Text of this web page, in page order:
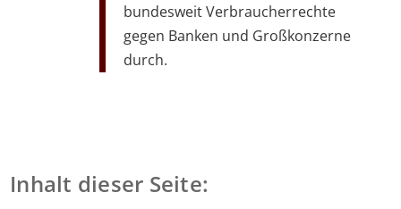
bundesweit Verbraucherrechte
gegen Banken und Großkonzerne
durch.
Inhalt dieser Seite: